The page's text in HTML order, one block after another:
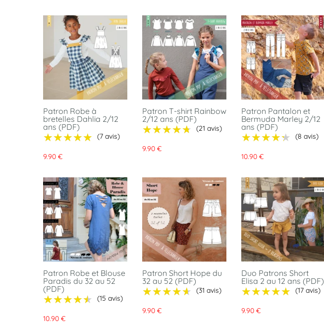
Patron Robe à
bretelles Dahlia 2/12
ans (PDF)
★★★★★
★★★★★ (7 avis)
9.90 €
Patron T-shirt Rainbow
2/12 ans (PDF)
★★★★★
★★★★★ (21 avis)
9.90 €
Patron Pantalon et
Bermuda Marley 2/12
ans (PDF)
★★★★★
★★★★★ (8 avis)
10.90 €
Patron Robe et Blouse
Paradis du 32 au 52
(PDF)
★★★★★
★★★★★ (15 avis)
10.90 €
Patron Short Hope du
32 au 52 (PDF)
★★★★★
★★★★★ (31 avis)
9.90 €
Duo Patrons Short
Elisa 2 au 12 ans (PDF)
★★★★★
★★★★★ (17 avis)
9.90 €